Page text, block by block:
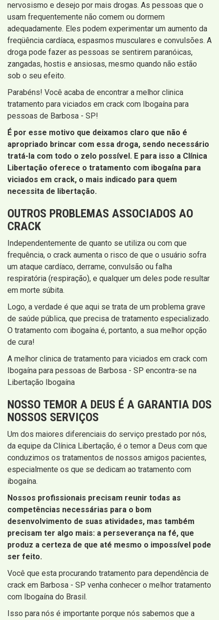
nervosismo e desejo por mais drogas. As pessoas que o
usam frequentemente não comem ou dormem
adequadamente. Eles podem experimentar um aumento da
freqüência cardíaca, espasmos musculares e convulsões. A
droga pode fazer as pessoas se sentirem paranóicas,
zangadas, hostis e ansiosas, mesmo quando não estão
sob o seu efeito.
Parabéns! Você acaba de encontrar a melhor clinica
tratamento para viciados em crack com Ibogaína para
pessoas de Barbosa - SP!
É por esse motivo que deixamos claro que não é
apropriado brincar com essa droga, sendo necessário
tratá-la com todo o zelo possível. E para isso a Clínica
Libertação oferece o tratamento com ibogaína para
viciados em crack, o mais indicado para quem
necessita de libertação.
OUTROS PROBLEMAS ASSOCIADOS AO
CRACK
Independentemente de quanto se utiliza ou com que
frequência, o crack aumenta o risco de que o usuário sofra
um ataque cardíaco, derrame, convulsão ou falha
respiratória (respiração), e qualquer um deles pode resultar
em morte súbita.
Logo, a verdade é que aqui se trata de um problema grave
de saúde pública, que precisa de tratamento especializado.
O tratamento com ibogaína é, portanto, a sua melhor opção
de cura!
A melhor clinica de tratamento para viciados em crack com
Ibogaína para pessoas de Barbosa - SP encontra-se na
Libertação Ibogaína
NOSSO TEMOR A DEUS É A GARANTIA DOS
NOSSOS SERVIÇOS
Um dos maiores diferenciais do serviço prestado por nós,
da equipe da Clínica Libertação, é o temor a Deus com que
conduzimos os tratamentos de nossos amigos pacientes,
especialmente os que se dedicam ao tratamento com
ibogaína.
Nossos profissionais precisam reunir todas as
competências necessárias para o bom
desenvolvimento de suas atividades, mas também
precisam ter algo mais: a perseverança na fé, que
produz a certeza de que até mesmo o impossível pode
ser feito.
Você que esta procurando tratamento para dependência de
crack em Barbosa - SP venha conhecer o melhor tratamento
com Ibogaína do Brasil.
Isso para nós é importante porque nós sabemos que a